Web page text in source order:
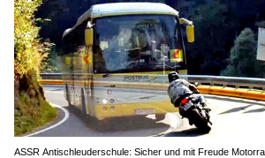
ASSR Antischleuderschule: Sicher und mit Freude